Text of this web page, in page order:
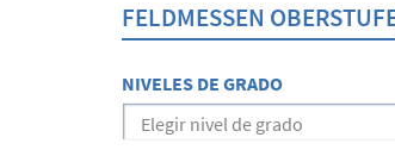
FELDMESSEN
NIVELES DE GRADO
Elegir nivel de grado